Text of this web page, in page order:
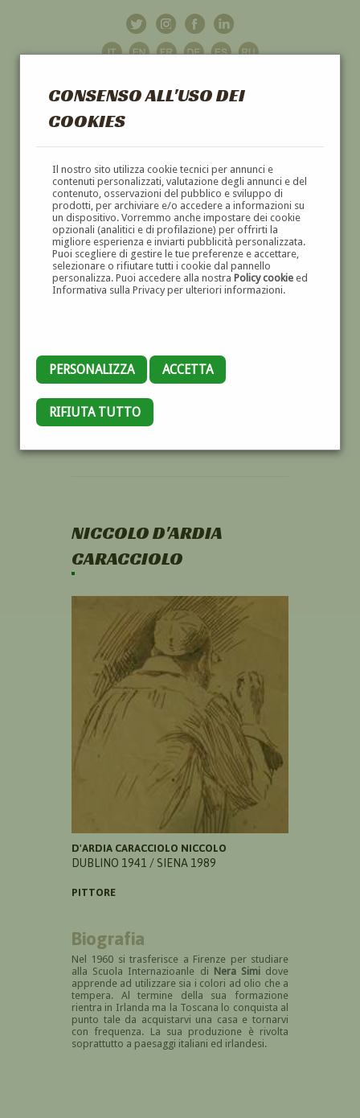
CONSENSO ALL'USO DEI
COOKIES
Il nostro sito utilizza cookie tecnici per annunci e
contenuti personalizzati, valutazione degli annunci e del
contenuto, osservazioni del pubblico e sviluppo di
prodotti, per archiviare e/o accedere a informazioni su
un dispositivo. Vorremmo anche impostare dei cookie
opzionali (analitici e di profilazione) per offrirti la
migliore esperienza e inviarti pubblicità personalizzata.
Puoi scegliere di gestire le tue preferenze e accettare,
selezionare o rifiutare tutti i cookie dal pannello
personalizza. Puoi accedere alla nostra Policy cookieed
Informativa sulla Privacy per ulteriori informazioni.
PERSONALIZZA ACCETTA
RIFIUTA TUTTO
GALLERIAD'ARTE
DIPINTI E SCULTURE '800 E '900
NICCOLO D'ARDIA
CARACCIOLO
D'ARDIA CARACCIOLO NICCOLO
DUBLINO 1941 / SIENA 1989
PITTORE
Biografia
Nel 1960 si trasferisce a Firenze per studiare
alla Scuola Internazioanle di Nera Simidove
apprende ad utilizzare sia i colori ad olio che a
tempera. Al termine della sua formazione
rientra in Irlanda ma la Toscana lo conquista al
punto tale da acquistarvi una casa e tornarvi
con frequenza. La sua produzione è rivolta
soprattutto a paesaggi italiani ed irlandesi.